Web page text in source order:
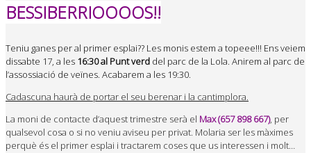
BESSIBERRIOOOOS!!
Teniu ganes per al primer esplai?? Les monis estem a topeee!!! Ens veiem
dissabte 17, a les 16:30 al Punt verd del parc de la Lola. Anirem al parc de
l’assossiació de veïnes. Acabarem a les 19:30.
Cadascuna haurà de portar el seu berenar i la cantimplora.
La moni de contacte d’aquest trimestre serà el Max (657 898 667), per
qualsevol cosa o si no veniu aviseu per privat. Molaria ser les màximes
perquè és el primer esplai i tractarem coses que us interessen i molt…